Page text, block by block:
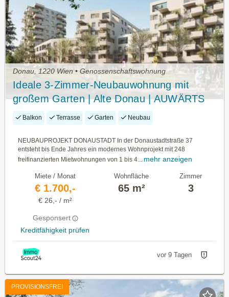
Donau, 1220 Wien • Genossenschaftswohnung
Ideale 3-Zimmer-Neubauwohnung mit
großem Garten | Alte Donau | AUWÄRTS
Balkon Terrasse Garten Neubau
NEUBAUPROJEKT DONAUSTADT In der Donaustadtstraße 37
entsteht bis Ende Jahres ein modernes Wohnprojekt mit 248
freifinanzierten Mietwohnungen von 1 bis 4... mehr anzeigen
Miete / Monat
€ 1.700,-
€ 26,- / m²
Gesponsert
Kreditfähigkeit prüfen
Wohnfläche
65 m²
Zimmer
3
vor 9 Tagen
PROVISIONSFREI